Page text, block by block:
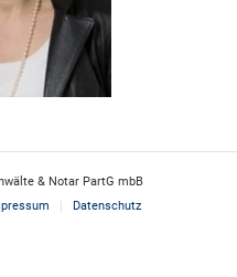
& Notar PartG mbB
Datenschutz